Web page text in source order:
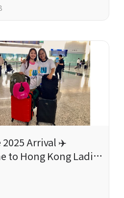
配對俾合適嘅僱主; 海外姐
力, 願意學習, 可以s..
2025 Arrival ✈️
to Hong Kong Ladies